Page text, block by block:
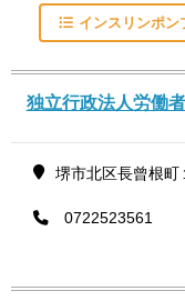
インスリンポン
独立行政法人労働
堺市北区長曾根町
0722523561